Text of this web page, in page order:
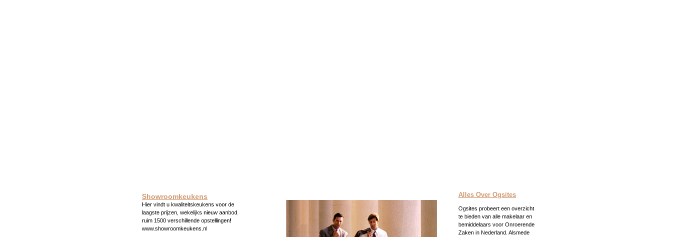
Showroomkeukens
Hier vindt u kwaliteitskeukens voor de
laagste prijzen, wekelijks nieuw aanbod,
ruim 1500 verschillende opstellingen!
www.showroomkeukens.nl
Alles Over Ogsites
Ogsites probeert een overzicht
te bieden van alle makelaar en
bemiddelaars voor Onroerende
Zaken in Nederland. Alsmede